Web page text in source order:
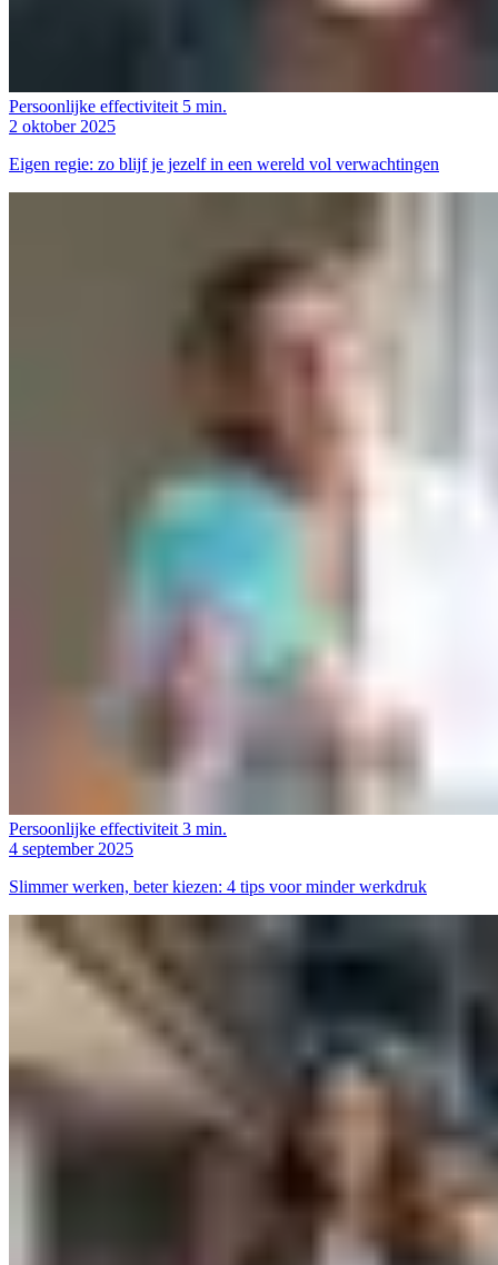
Persoonlijke effectiviteit5 min.
2 oktober 2025
Eigen regie: zo blijf je jezelf in een wereld vol verwachtingen
Persoonlijke effectiviteit3 min.
4 september 2025
Slimmer werken, beter kiezen: 4 tips voor minder werkdruk